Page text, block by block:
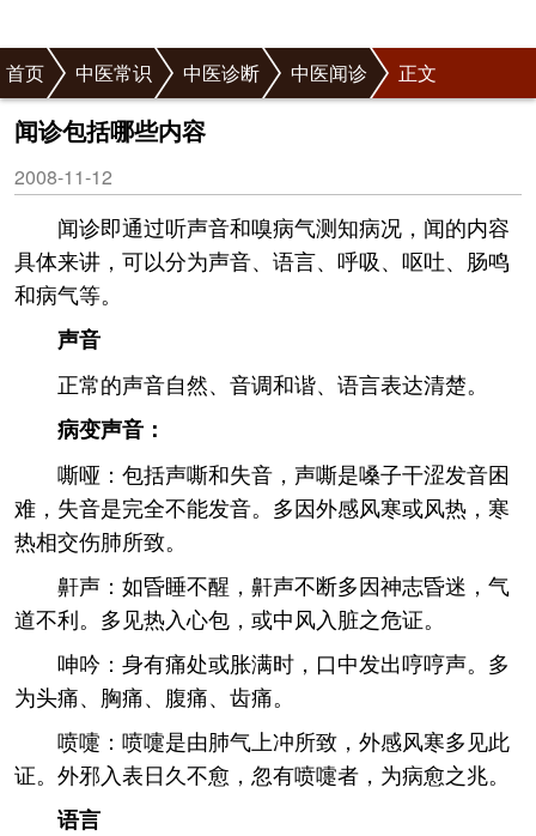
首页 中医常识 中医诊断 中医闻诊 正文
闻诊包括哪些内容
2008-11-12
闻诊即通过听声音和嗅病气测知病况，闻的内容
具体来讲，可以分为声音、语言、呼吸、呕吐、肠鸣
和病气等。
声音
正常的声音自然、音调和谐、语言表达清楚。
病变声音：
嘶哑：包括声嘶和失音，声嘶是嗓子干涩发音困
难，失音是完全不能发音。多因外感风寒或风热，寒
热相交伤肺所致。
鼾声：如昏睡不醒，鼾声不断多因神志昏迷，气
道不利。多见热入心包，或中风入脏之危证。
呻吟：身有痛处或胀满时，口中发出哼哼声。多
为头痛、胸痛、腹痛、齿痛。
喷嚏：喷嚏是由肺气上冲所致，外感风寒多见此
证。外邪入表日久不愈，忽有喷嚏者，为病愈之兆。
语言